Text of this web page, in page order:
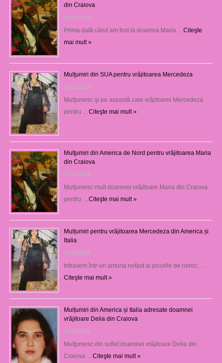
din Craiova
08/08/2026
Prima dată când am fost la doamna Maria … Citeşte
mai mult »
Mulţumiri din SUA pentru vrăjitoarea Mercedeza
08/08/2026
Mulţumesc şi pe această cale vrăjitoarei Mercedeza
pentru … Citeşte mai mult »
Mulţumiri din America de Nord pentru vrăjitoarea Maria
din Craiova
07/08/2026
Mulţumesc mult doamnei vrăjitoare Maria din Craiova
pentru … Citeşte mai mult »
Mulțumiri pentru vrăjitoarea Mercedeza din America și
Italia
07/08/2026
Intrasem într-un anturaj nefast al jocurile de noroc, …
Citeşte mai mult »
Mulțumiri din America și Italia adresate doamnei
vrăjitoare Delia din Craiova
07/08/2026
Mulţumesc din suflet doamnei vrăjitoare Delia din
Craiova … Citeşte mai mult »